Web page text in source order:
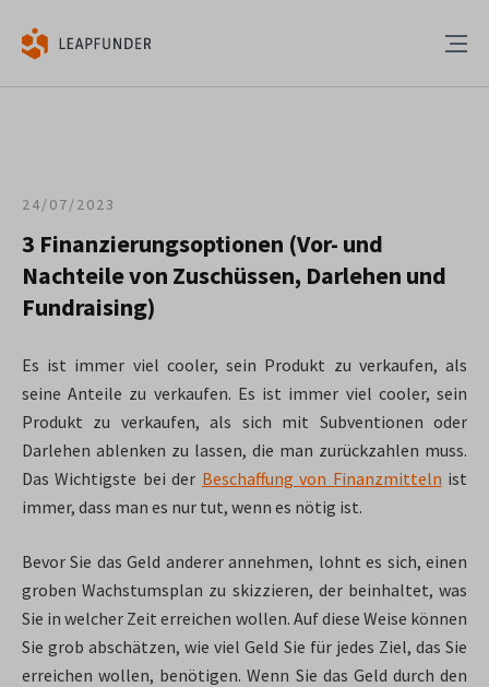
24/07/2023
3 Finanzierungsoptionen (Vor- und
Nachteile von Zuschüssen, Darlehen und
Fundraising)
Es ist immer viel cooler, sein Produkt zu verkaufen, als
seine Anteile zu verkaufen. Es ist immer viel cooler, sein
Produkt zu verkaufen, als sich mit Subventionen oder
Darlehen ablenken zu lassen, die man zurückzahlen muss.
Das Wichtigste bei der Beschaffung von Finanzmitteln ist
immer, dass man es nur tut, wenn es nötig ist.
Bevor Sie das Geld anderer annehmen, lohnt es sich, einen
groben Wachstumsplan zu skizzieren, der beinhaltet, was
Sie in welcher Zeit erreichen wollen. Auf diese Weise können
Sie grob abschätzen, wie viel Geld Sie für jedes Ziel, das Sie
erreichen wollen, benötigen. Wenn Sie das Geld durch den